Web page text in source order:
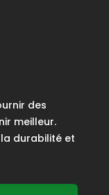
des
meilleur.
durabilité et